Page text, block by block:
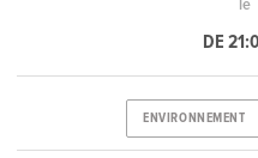
le
DE
ENVIRONNEMENT